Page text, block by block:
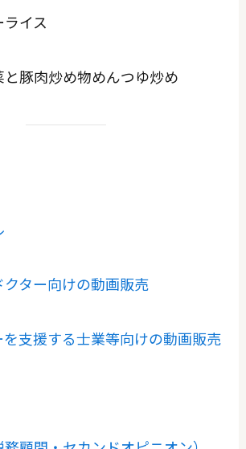
ライス
と豚肉炒め物めんつゆ炒め
ター向けの動画販売
支援する士業等向けの動画販売